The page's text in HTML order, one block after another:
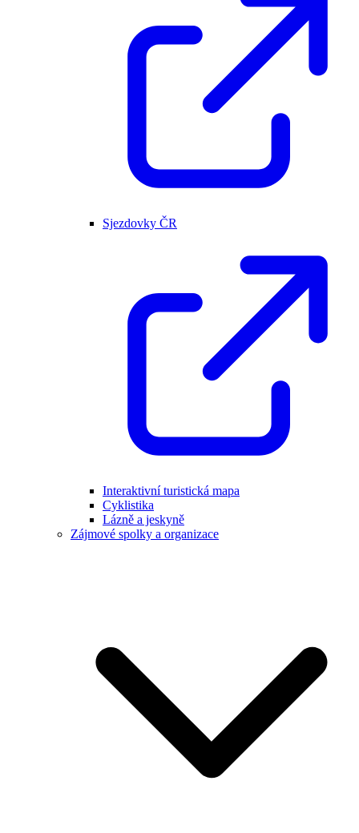
Sjezdovky ČR
Interaktivní turistická mapa
Cyklistika
Lázně a jeskyně
Zájmové spolky a organizace